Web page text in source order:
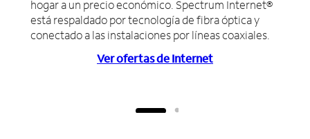
hogar a un precio económico. Spectrum Internet®
está respaldado por tecnología de fibra óptica y
conectado a las instalaciones por líneas coaxiales.
Ver ofertas de Internet